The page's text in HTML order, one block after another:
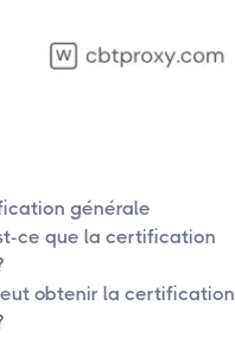
générale
ce que la certification
obtenir la certification